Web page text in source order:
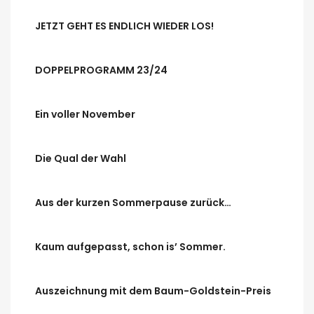
JETZT GEHT ES ENDLICH WIEDER LOS!
DOPPELPROGRAMM 23/24
Ein voller November
Die Qual der Wahl
Aus der kurzen Sommerpause zurück…
Kaum aufgepasst, schon is’ Sommer.
Auszeichnung mit dem Baum-Goldstein-Preis